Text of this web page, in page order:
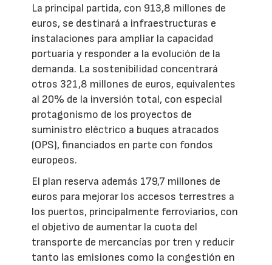
La principal partida, con 913,8 millones de
euros, se destinará a infraestructuras e
instalaciones para ampliar la capacidad
portuaria y responder a la evolución de la
demanda. La sostenibilidad concentrará
otros 321,8 millones de euros, equivalentes
al 20% de la inversión total, con especial
protagonismo de los proyectos de
suministro eléctrico a buques atracados
(OPS), financiados en parte con fondos
europeos.
El plan reserva además 179,7 millones de
euros para mejorar los accesos terrestres a
los puertos, principalmente ferroviarios, con
el objetivo de aumentar la cuota del
transporte de mercancías por tren y reducir
tanto las emisiones como la congestión en